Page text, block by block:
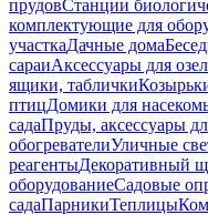
прудовСтанции
комплектующие для
участкаДачные дома
сараиАксессуары для
ящики, таблички
птицДомики для
садаПруды, аксессуары
обогревателиУличные
реагентыДекоративный
оборудованиеСадовые
садаПарникиТеплицы